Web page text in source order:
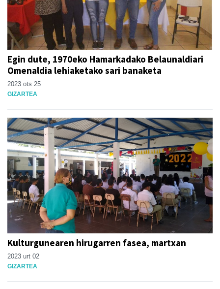
Egin dute, 1970eko Hamarkadako Belaunaldiari
Omenaldia lehiaketako sari banaketa
2023 ots 25
GIZARTEA
Kulturgunearen hirugarren fasea, martxan
2023 urt 02
GIZARTEA